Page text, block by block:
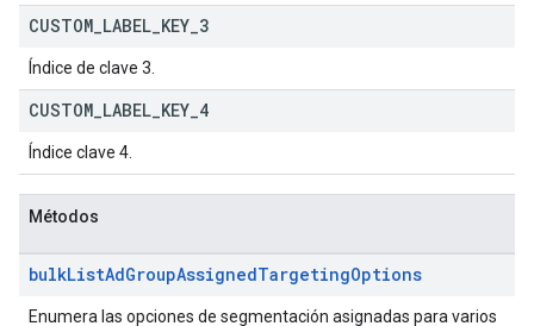
CUSTOM LABEL KEY 3
Índice de clave 3.
CUSTOM LABEL KEY 4
Índice clave 4.
Métodos
bulkListAdGroupAssignedTargetingOptions
Enumera las opciones de segmentación asignadas para varios